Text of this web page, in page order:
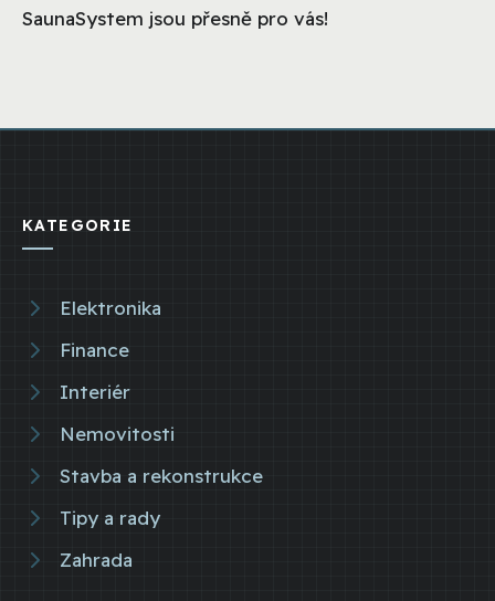
SaunaSystem jsou přesně pro vás!
KATEGORIE
Elektronika
Finance
Interiér
Nemovitosti
Stavba a rekonstrukce
Tipy a rady
Zahrada